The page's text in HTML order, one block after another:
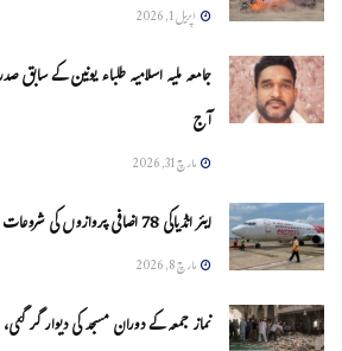
اپریل 1, 2026
جامعہ ملیہ اسلامیہ طلباء یونین کے
آج
مارچ 31, 2026
ایئر انڈیاکی 78 اضافی پروازوں کی شروعات
مارچ 8, 2026
نماز جمعہ کے دوران مسجد کی دیوار گر گئی، 15 زخمی